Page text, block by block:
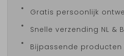
Gratis persoonlijk
Snelle verzending NL &
Bijpassende